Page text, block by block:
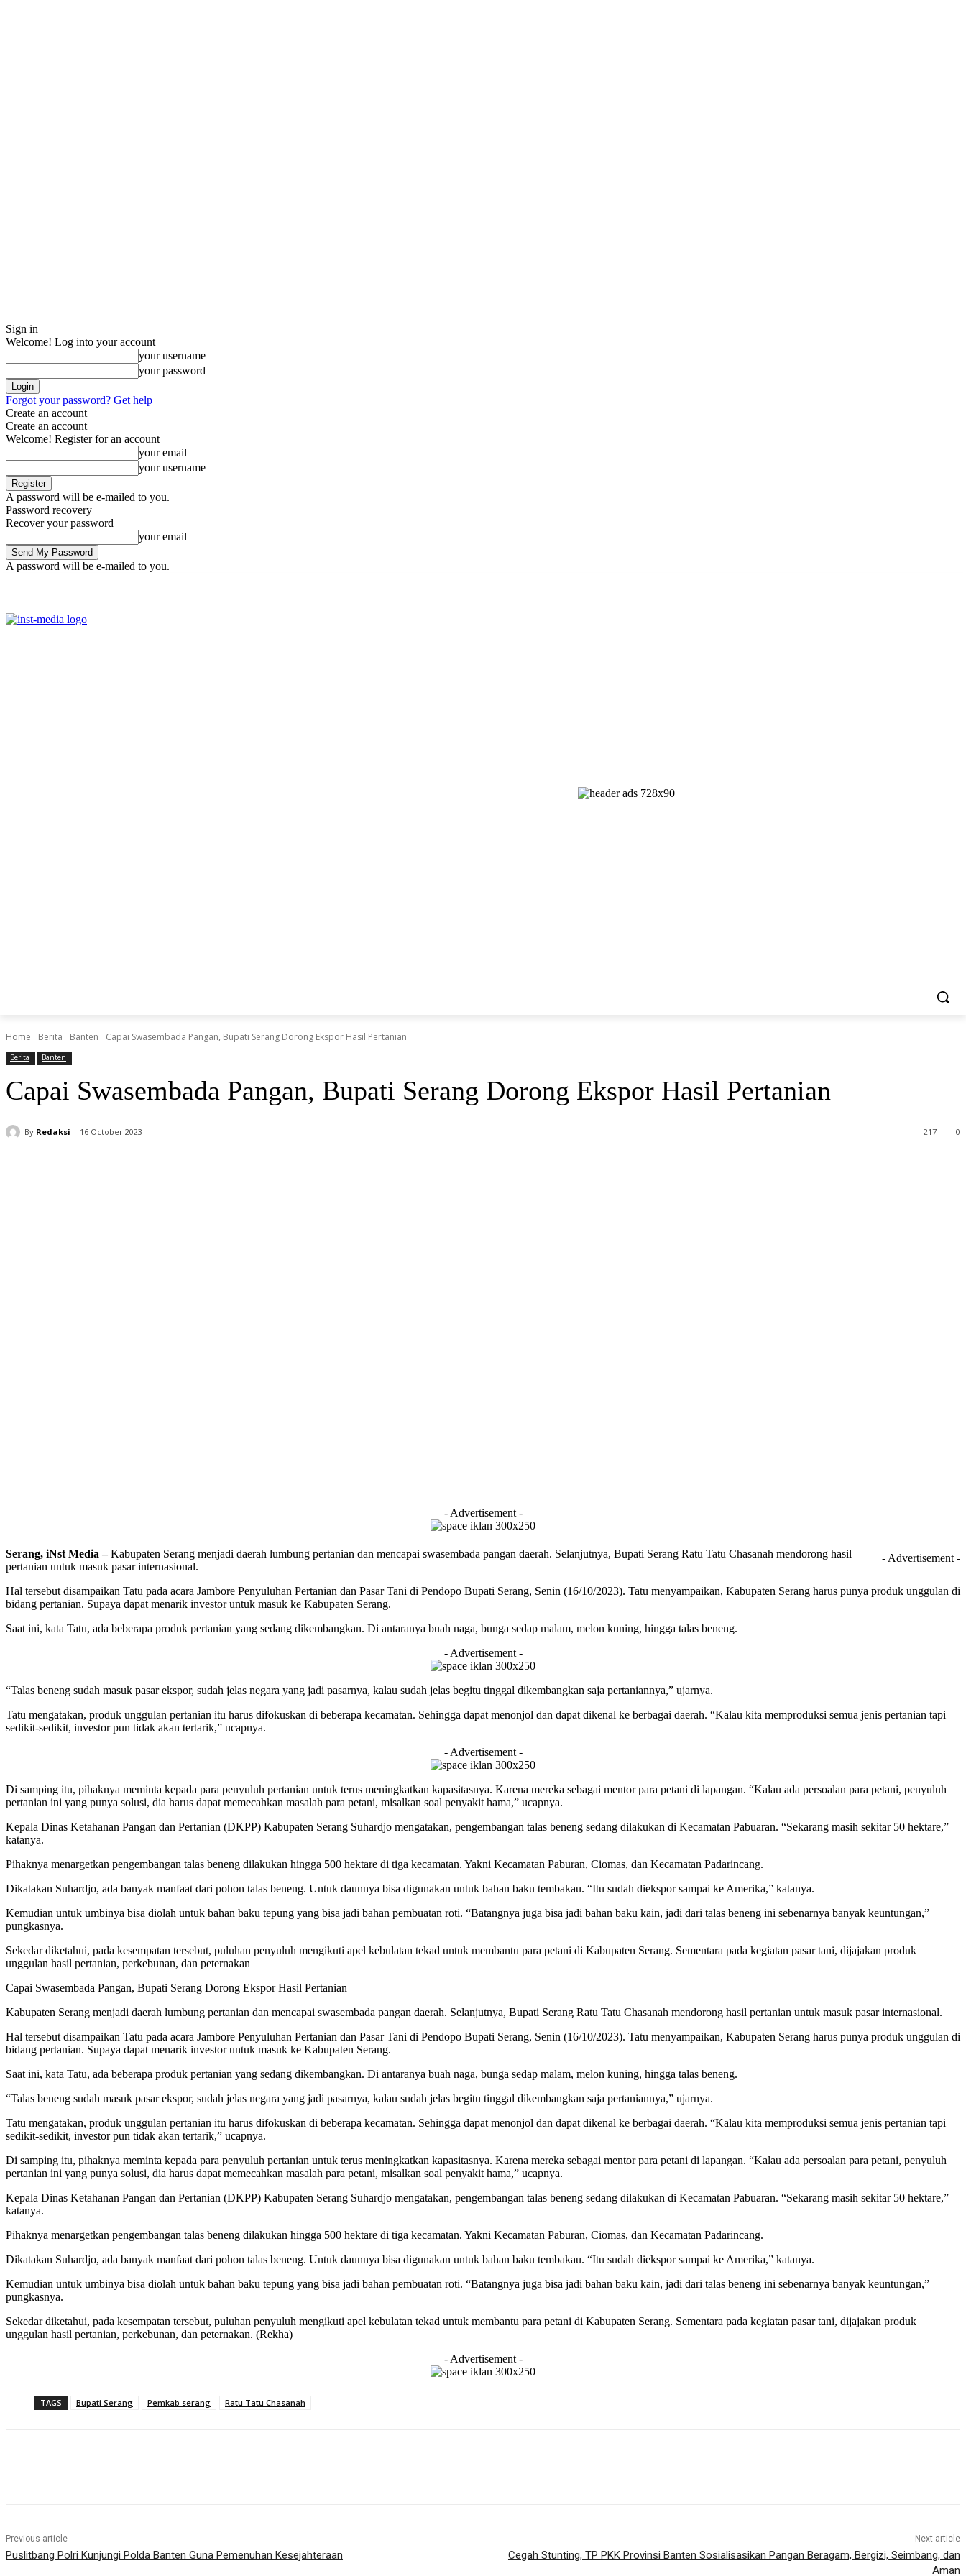
Sign in
Welcome! Log into your account
your username
your password
Forgot your password? Get help
Create an account
Create an account
Welcome! Register for an account
your email
your username
A password will be e-mailed to you.
Password recovery
Recover your password
your email
A password will be e-mailed to you.
Home Berita Banten Capai Swasembada Pangan, Bupati Serang Dorong Ekspor Hasil Pertanian
Berita Banten
Capai Swasembada Pangan, Bupati Serang Dorong Ekspor Hasil Pertanian
By Redaksi 16 October 2023 0
217
- Advertisement -
- Advertisement -
Serang, iNst Media –Kabupaten Serang menjadi daerah lumbung pertanian dan mencapai swasembada pangan daerah. Selanjutnya, Bupati Serang Ratu Tatu Chasanah mendorong hasil
pertanian untuk masuk pasar internasional.
Hal tersebut disampaikan Tatu pada acara Jambore Penyuluhan Pertanian dan Pasar Tani di Pendopo Bupati Serang, Senin (16/10/2023). Tatu menyampaikan, Kabupaten Serang harus punya produk unggulan di
bidang pertanian. Supaya dapat menarik investor untuk masuk ke Kabupaten Serang.
Saat ini, kata Tatu, ada beberapa produk pertanian yang sedang dikembangkan. Di antaranya buah naga, bunga sedap malam, melon kuning, hingga talas beneng.
- Advertisement -
“Talas beneng sudah masuk pasar ekspor, sudah jelas negara yang jadi pasarnya, kalau sudah jelas begitu tinggal dikembangkan saja pertaniannya,” ujarnya.
Tatu mengatakan, produk unggulan pertanian itu harus difokuskan di beberapa kecamatan. Sehingga dapat menonjol dan dapat dikenal ke berbagai daerah. “Kalau kita memproduksi semua jenis pertanian tapi
sedikit-sedikit, investor pun tidak akan tertarik,” ucapnya.
- Advertisement -
Di samping itu, pihaknya meminta kepada para penyuluh pertanian untuk terus meningkatkan kapasitasnya. Karena mereka sebagai mentor para petani di lapangan. “Kalau ada persoalan para petani, penyuluh
pertanian ini yang punya solusi, dia harus dapat memecahkan masalah para petani, misalkan soal penyakit hama,” ucapnya.
Kepala Dinas Ketahanan Pangan dan Pertanian (DKPP) Kabupaten Serang Suhardjo mengatakan, pengembangan talas beneng sedang dilakukan di Kecamatan Pabuaran. “Sekarang masih sekitar 50 hektare,”
katanya.
Pihaknya menargetkan pengembangan talas beneng dilakukan hingga 500 hektare di tiga kecamatan. Yakni Kecamatan Paburan, Ciomas, dan Kecamatan Padarincang.
Dikatakan Suhardjo, ada banyak manfaat dari pohon talas beneng. Untuk daunnya bisa digunakan untuk bahan baku tembakau. “Itu sudah diekspor sampai ke Amerika,” katanya.
Kemudian untuk umbinya bisa diolah untuk bahan baku tepung yang bisa jadi bahan pembuatan roti. “Batangnya juga bisa jadi bahan baku kain, jadi dari talas beneng ini sebenarnya banyak keuntungan,”
pungkasnya.
Sekedar diketahui, pada kesempatan tersebut, puluhan penyuluh mengikuti apel kebulatan tekad untuk membantu para petani di Kabupaten Serang. Sementara pada kegiatan pasar tani, dijajakan produk
unggulan hasil pertanian, perkebunan, dan peternakan
Capai Swasembada Pangan, Bupati Serang Dorong Ekspor Hasil Pertanian
Kabupaten Serang menjadi daerah lumbung pertanian dan mencapai swasembada pangan daerah. Selanjutnya, Bupati Serang Ratu Tatu Chasanah mendorong hasil pertanian untuk masuk pasar internasional.
Hal tersebut disampaikan Tatu pada acara Jambore Penyuluhan Pertanian dan Pasar Tani di Pendopo Bupati Serang, Senin (16/10/2023). Tatu menyampaikan, Kabupaten Serang harus punya produk unggulan di
bidang pertanian. Supaya dapat menarik investor untuk masuk ke Kabupaten Serang.
Saat ini, kata Tatu, ada beberapa produk pertanian yang sedang dikembangkan. Di antaranya buah naga, bunga sedap malam, melon kuning, hingga talas beneng.
“Talas beneng sudah masuk pasar ekspor, sudah jelas negara yang jadi pasarnya, kalau sudah jelas begitu tinggal dikembangkan saja pertaniannya,” ujarnya.
Tatu mengatakan, produk unggulan pertanian itu harus difokuskan di beberapa kecamatan. Sehingga dapat menonjol dan dapat dikenal ke berbagai daerah. “Kalau kita memproduksi semua jenis pertanian tapi
sedikit-sedikit, investor pun tidak akan tertarik,” ucapnya.
Di samping itu, pihaknya meminta kepada para penyuluh pertanian untuk terus meningkatkan kapasitasnya. Karena mereka sebagai mentor para petani di lapangan. “Kalau ada persoalan para petani, penyuluh
pertanian ini yang punya solusi, dia harus dapat memecahkan masalah para petani, misalkan soal penyakit hama,” ucapnya.
Kepala Dinas Ketahanan Pangan dan Pertanian (DKPP) Kabupaten Serang Suhardjo mengatakan, pengembangan talas beneng sedang dilakukan di Kecamatan Pabuaran. “Sekarang masih sekitar 50 hektare,”
katanya.
Pihaknya menargetkan pengembangan talas beneng dilakukan hingga 500 hektare di tiga kecamatan. Yakni Kecamatan Paburan, Ciomas, dan Kecamatan Padarincang.
Dikatakan Suhardjo, ada banyak manfaat dari pohon talas beneng. Untuk daunnya bisa digunakan untuk bahan baku tembakau. “Itu sudah diekspor sampai ke Amerika,” katanya.
Kemudian untuk umbinya bisa diolah untuk bahan baku tepung yang bisa jadi bahan pembuatan roti. “Batangnya juga bisa jadi bahan baku kain, jadi dari talas beneng ini sebenarnya banyak keuntungan,”
pungkasnya.
Sekedar diketahui, pada kesempatan tersebut, puluhan penyuluh mengikuti apel kebulatan tekad untuk membantu para petani di Kabupaten Serang. Sementara pada kegiatan pasar tani, dijajakan produk
unggulan hasil pertanian, perkebunan, dan peternakan. (Rekha)
- Advertisement -
TAGS Bupati Serang Pemkab serang Ratu Tatu Chasanah
Previous article
Puslitbang Polri Kunjungi Polda Banten Guna Pemenuhan Kesejahteraan
Next article
Cegah Stunting, TP PKK Provinsi Banten Sosialisasikan Pangan Beragam, Bergizi, Seimbang, dan
Aman